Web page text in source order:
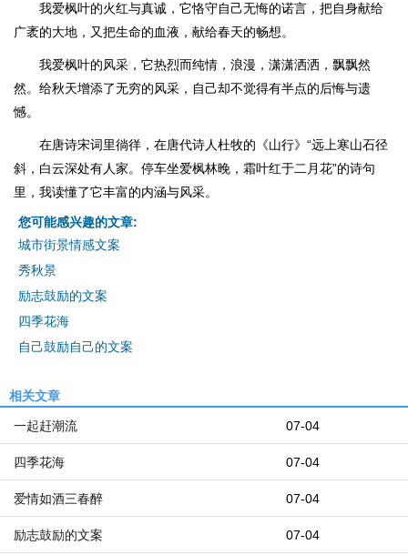
我爱枫叶的火红与真诚，它恪守自己无悔的诺言，把自身献给
广袤的大地，又把生命的血液，献给春天的畅想。
我爱枫叶的风采，它热烈而纯情，浪漫，潇潇洒洒，飘飘然
然。给秋天增添了无穷的风采，自己却不觉得有半点的后悔与遗
憾。
在唐诗宋词里徜徉，在唐代诗人杜牧的《山行》“远上寒山石径
斜，白云深处有人家。停车坐爱枫林晚，霜叶红于二月花”的诗句
里，我读懂了它丰富的内涵与风采。
您可能感兴趣的文章:
城市街景情感文案
秀秋景
励志鼓励的文案
四季花海
自己鼓励自己的文案
相关文章
07-04
一起赶潮流
07-04
四季花海
07-04
爱情如酒三春醉
07-04
励志鼓励的文案